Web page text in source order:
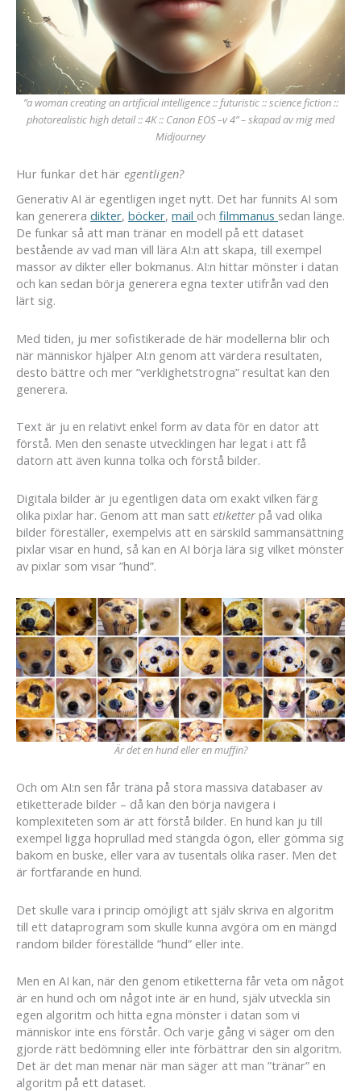
”a woman creating an artificial intelligence :: futuristic :: science fiction ::
photorealistic high detail :: 4K :: Canon EOS –v 4” – skapad av mig med
Midjourney
Hur funkar det här egentligen?
Generativ AI är egentligen inget nytt. Det har funnits AI som
kan generera dikter, böcker, mail och filmmanus sedan länge.
De funkar så att man tränar en modell på ett dataset
bestående av vad man vill lära AI:n att skapa, till exempel
massor av dikter eller bokmanus. AI:n hittar mönster i datan
och kan sedan börja generera egna texter utifrån vad den
lärt sig.
Med tiden, ju mer sofistikerade de här modellerna blir och
när människor hjälper AI:n genom att värdera resultaten,
desto bättre och mer ”verklighetstrogna” resultat kan den
generera.
Text är ju en relativt enkel form av data för en dator att
förstå. Men den senaste utvecklingen har legat i att få
datorn att även kunna tolka och förstå bilder.
Digitala bilder är ju egentligen data om exakt vilken färg
olika pixlar har. Genom att man satt etiketter på vad olika
bilder föreställer, exempelvis att en särskild sammansättning
pixlar visar en hund, så kan en AI börja lära sig vilket mönster
av pixlar som visar ”hund”.
Är det en hund eller en muffin?
Och om AI:n sen får träna på stora massiva databaser av
etiketterade bilder – då kan den börja navigera i
komplexiteten som är att förstå bilder. En hund kan ju till
exempel ligga hoprullad med stängda ögon, eller gömma sig
bakom en buske, eller vara av tusentals olika raser. Men det
är fortfarande en hund.
Det skulle vara i princip omöjligt att själv skriva en algoritm
till ett dataprogram som skulle kunna avgöra om en mängd
random bilder föreställde ”hund” eller inte.
Men en AI kan, när den genom etiketterna får veta om något
är en hund och om något inte är en hund, själv utveckla sin
egen algoritm och hitta egna mönster i datan som vi
människor inte ens förstår. Och varje gång vi säger om den
gjorde rätt bedömning eller inte förbättrar den sin algoritm.
Det är det man menar när man säger att man ”tränar” en
algoritm på ett dataset.